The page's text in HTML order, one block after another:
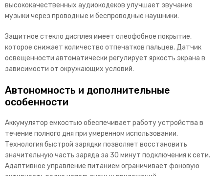
высококачественных аудиокодеков улучшает звучание
музыки через проводные и беспроводные наушники.
Защитное стекло дисплея имеет олеофобное покрытие,
которое снижает количество отпечатков пальцев. Датчик
освещенности автоматически регулирует яркость экрана в
зависимости от окружающих условий.
Автономность и дополнительные
особенности
Аккумулятор емкостью обеспечивает работу устройства в
течение полного дня при умеренном использовании.
Технология быстрой зарядки позволяет восстановить
значительную часть заряда за 30 минут подключения к сети.
Адаптивное управление питанием ограничивает фоновую